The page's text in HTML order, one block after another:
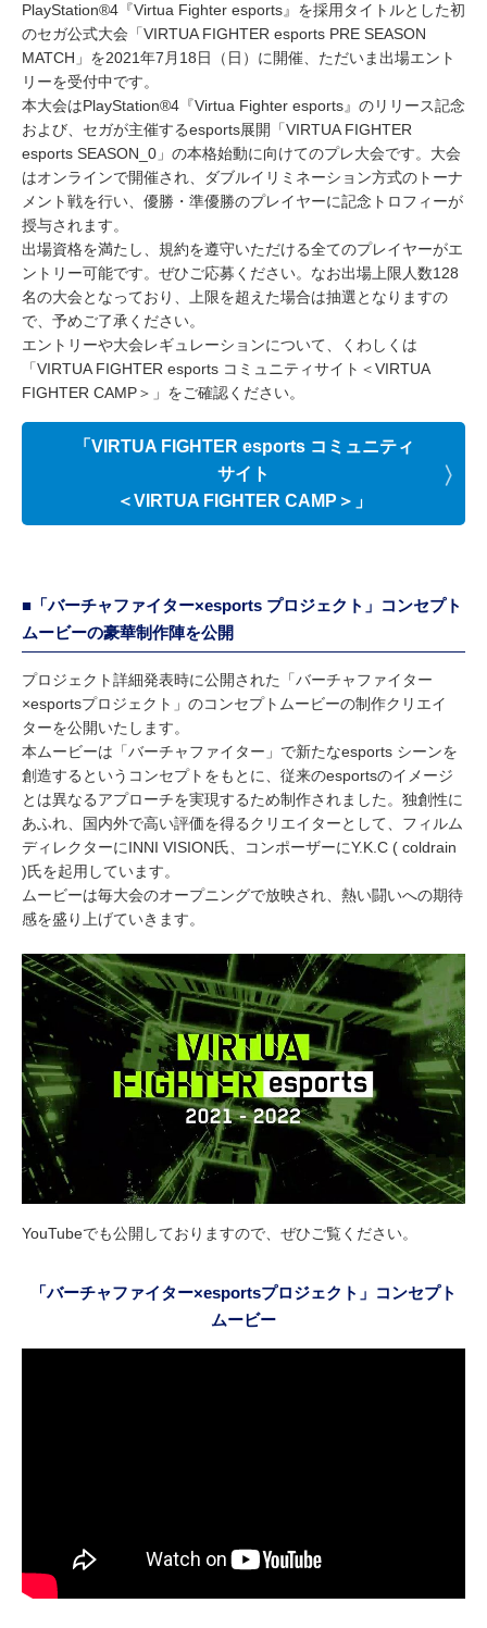
PlayStation®4『Virtua Fighter esports』を採用タイトルとした初
のセガ公式大会「VIRTUA FIGHTER esports PRE SEASON
MATCH」を2021年7月18日（日）に開催、ただいま出場エント
リーを受付中です。
本大会はPlayStation®4『Virtua Fighter esports』のリリース記念
および、セガが主催するesports展開「VIRTUA FIGHTER
esports SEASON_0」の本格始動に向けてのプレ大会です。大会
はオンラインで開催され、ダブルイリミネーション方式のトーナ
メント戦を行い、優勝・準優勝のプレイヤーに記念トロフィーが
授与されます。
出場資格を満たし、規約を遵守いただける全てのプレイヤーがエ
ントリー可能です。ぜひご応募ください。なお出場上限人数128
名の大会となっており、上限を超えた場合は抽選となりますの
で、予めご了承ください。
エントリーや大会レギュレーションについて、くわしくは
「VIRTUA FIGHTER esports コミュニティサイト＜VIRTUA
FIGHTER CAMP＞」をご確認ください。
「VIRTUA FIGHTER esports コミュニティ
サイト
＜VIRTUA FIGHTER CAMP＞」
■「バーチャファイター×esports プロジェクト」コンセプト
ムービーの豪華制作陣を公開
プロジェクト詳細発表時に公開された「バーチャファイター
×esportsプロジェクト」のコンセプトムービーの制作クリエイ
ターを公開いたします。
本ムービーは「バーチャファイター」で新たなesports シーンを
創造するというコンセプトをもとに、従来のesportsのイメージ
とは異なるアプローチを実現するため制作されました。独創性に
あふれ、国内外で高い評価を得るクリエイターとして、フィルム
ディレクターにINNI VISION氏、コンポーザーにY.K.C ( coldrain
)氏を起用しています。
ムービーは毎大会のオープニングで放映され、熱い闘いへの期待
感を盛り上げていきます。
YouTubeでも公開しておりますので、ぜひご覧ください。
「バーチャファイター×esportsプロジェクト」コンセプト
ムービー